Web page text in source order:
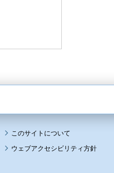
このサイトについて
ウェブアクセシビリティ方針